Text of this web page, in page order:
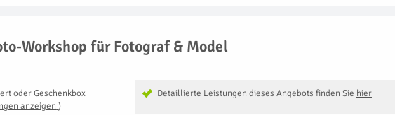
Workshop für Fotograf & Model
Detaillierte Leistungen dieses Angebots finden Sie hier
oder Geschenkbox
anzeigen )